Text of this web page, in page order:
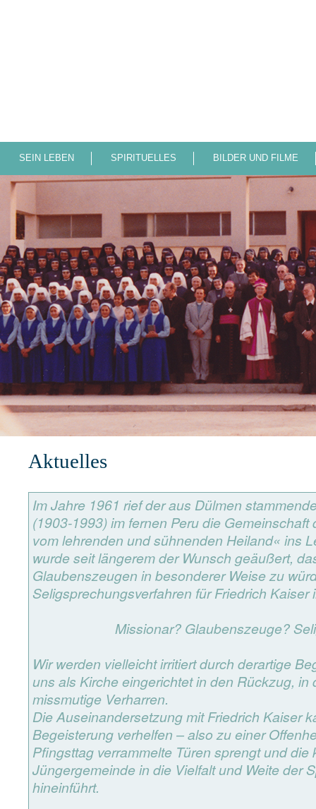
SEIN LEBEN SPIRITUELLES BILDER UND FILME
3
Aktuelles
Im Jahre 1961 rief der aus Dülmen
(1903-1993) im fernen Peru die
vom lehrenden und sühnenden Heiland« ins
wurde seit längerem der Wunsch geäußert,
Glaubenszeugen in besonderer Weise zu
Seligsprechungsverfahren für Friedrich
Missionar? Glaubenszeuge?
Wir werden vielleicht irritiert durch derartige
uns als Kirche eingerichtet in den Rückzug, in
missmutige Verharren.
Die Auseinandersetzung mit Friedrich Kaiser
Begeisterung verhelfen – also zu einer
Pfingsttag verrammelte Türen sprengt und die
Jüngergemeinde in die Vielfalt und Weite der
hineinführt.